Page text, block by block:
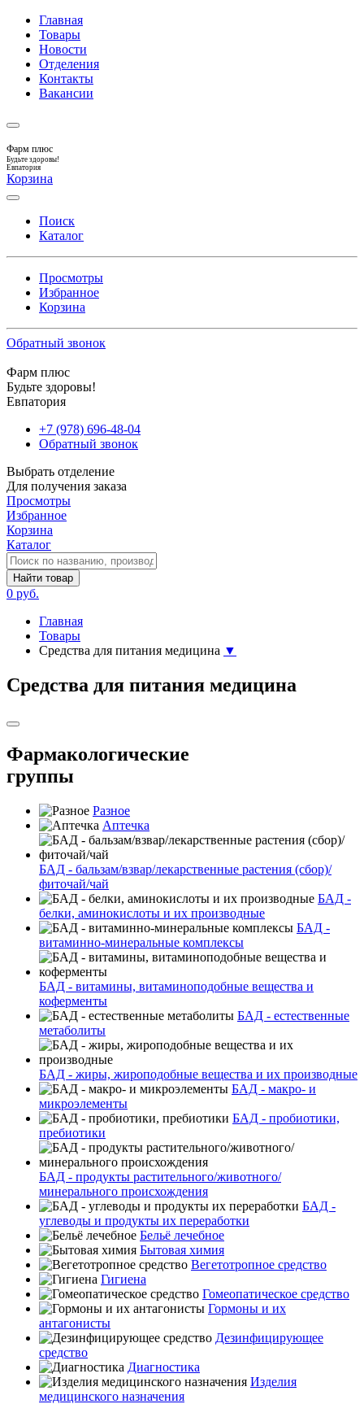
Главная
Товары
Новости
Отделения
Контакты
Вакансии
Фарм плюс
Будьте здоровы!
Евпатория
Корзина
Поиск
Каталог
Просмотры
Избранное
Корзина
Обратный звонок
Фарм плюс
Будьте здоровы!
Евпатория
+7 (978) 696-48-04
Обратный звонок
Выбрать отделение
Для получения заказа
Просмотры
Избранное
Корзина
Каталог
Найти товар
0 руб.
Главная
Товары
Средства для питания медицина ▼
Средства для питания медицина
Фармакологические
группы
Разное
Аптечка
БАД - бальзам/взвар/лекарственные растения (сбор)/
фиточай/чай
БАД -
белки, аминокислоты и их производные
БАД -
витаминно-минеральные комплексы
БАД - витамины, витаминоподобные вещества и
коферменты
БАД - естественные
метаболиты
БАД - жиры, жироподобные вещества и их производные
БАД - макро- и
микроэлементы
БАД - пробиотики,
пребиотики
БАД - продукты растительного/животного/
минерального происхождения
БАД -
углеводы и продукты их переработки
Бельё лечебное
Бытовая химия
Вегетотропное средство
Гигиена
Гомеопатическое средство
Гормоны и их
антагонисты
Дезинфицирующее
средство
Диагностика
Изделия
медицинского назначения